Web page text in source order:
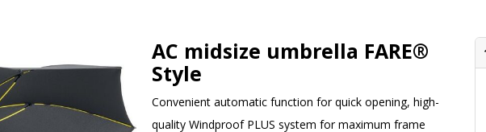
AC midsize umbrella FARE®
Style
Convenient automatic function for quick opening, high-
quality Windproof PLUS system for maximum frame